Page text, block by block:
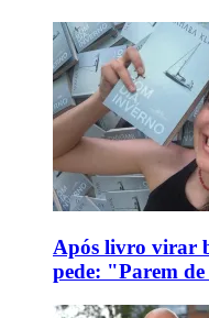
Após livro virar
pede: "Parem